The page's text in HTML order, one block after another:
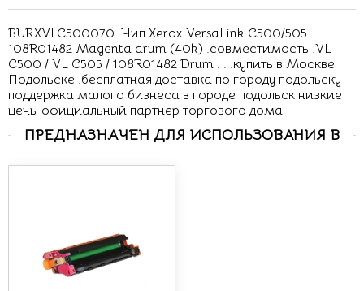
BURXVLC500070 .Чип Xerox VersaLink C500/505
108R01482 Magenta drum (40k) .совместимость .VL
C500 / VL C505 / 108R01482 Drum . . .купить в Москве
Подольске .бесплатная доставка по городу подольску
поддержка малого бизнеса в городе подольск низкие
цены официальный партнер торгового дома
ПРЕДНАЗНАЧЕН ДЛЯ ИСПОЛЬЗОВАНИЯ В